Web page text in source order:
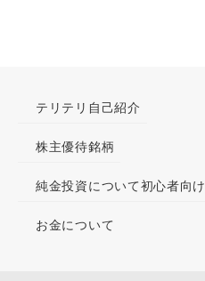
テリテリ自己紹介
株主優待銘柄
純金投資について初心者向け
お金について